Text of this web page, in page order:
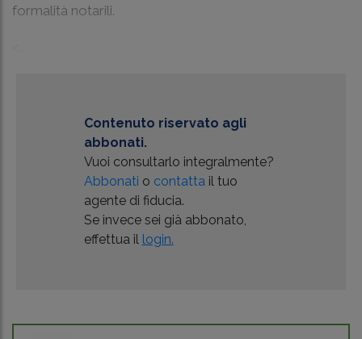
formalità notarili.
Contenuto riservato agli
abbonati.
Vuoi consultarlo integralmente?
Abbonati o contattail tuo
agente di fiducia.
Se invece sei già abbonato,
effettua il login.